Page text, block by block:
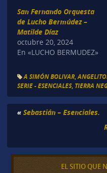
San Fernando Orquesta
de Lucho Bermúdez –
Matilde Díaz
octubre 20, 2024
En «LUCHO BERMUDEZ»
A SIMÓN BOLIVAR,
SERIE - ESENCIALES, TIERRA
« Sebastián – Esenciales.
EL SITIO QUE